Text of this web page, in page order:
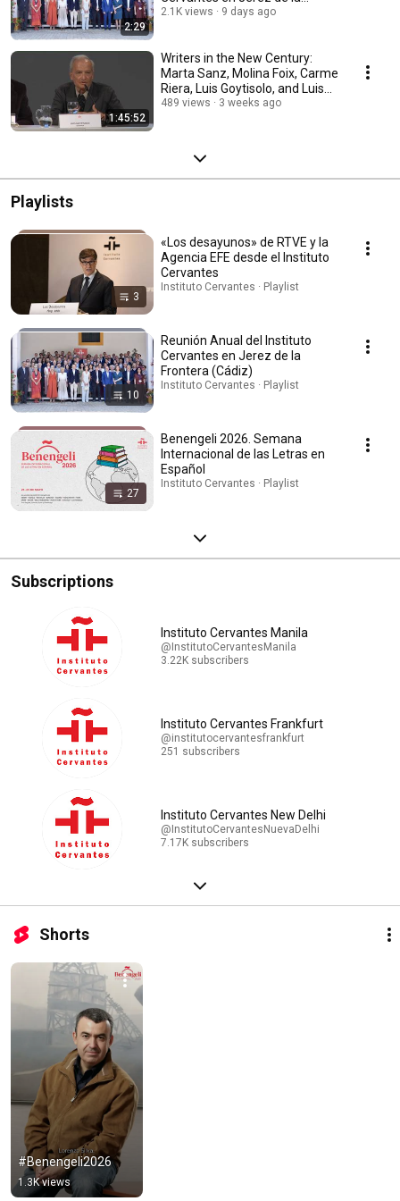
2:29
Frontera (Cádiz)
2.1K views 9 days ago
1:45:52
Writers in the New Century:
Marta Sanz, Molina Foix, Carme
Riera, Luis Goytisolo, and Luis
Mateo ...
489 views 3 weeks ago
Playlists
3
«Los desayunos» de RTVE y la
Agencia EFE desde el Instituto
Cervantes
Instituto Cervantes · Playlist
10
Reunión Anual del Instituto
Cervantes en Jerez de la
Frontera (Cádiz)
Instituto Cervantes · Playlist
27
Benengeli 2026. Semana
Internacional de las Letras en
Español
Instituto Cervantes · Playlist
Subscriptions
Instituto Cervantes Manila
@InstitutoCervantesManila
3.22K subscribers
Instituto Cervantes Frankfurt
@institutocervantesfrankfurt
251 subscribers
Instituto Cervantes New Delhi
@InstitutoCervantesNuevaDelhi
7.17K subscribers
Shorts
#Benengeli2026
1.3K views